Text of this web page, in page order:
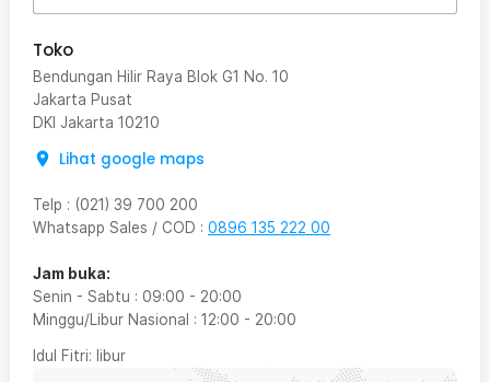
Toko
Bendungan Hilir Raya Blok G1 No. 10
Jakarta Pusat
DKI Jakarta 10210
Lihat google maps
Telp : (021) 39 700 200
Whatsapp Sales / COD : 0896 135 222 00
Jam buka:
Senin - Sabtu : 09:00 - 20:00
Minggu/Libur Nasional : 12:00 - 20:00
Idul Fitri: libur